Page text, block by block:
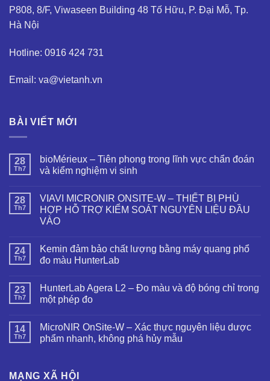
P808, 8/F, Viwaseen Building 48 Tố Hữu, P. Đại Mỗ, Tp.
Hà Nội
Hotline: 0916 424 731
Email: va@vietanh.vn
BÀI VIẾT MỚI
28
Th7
bioMérieux – Tiên phong trong lĩnh vực chẩn đoán
và kiểm nghiệm vi sinh
28
Th7
VIAVI MICRONIR ONSITE-W – THIẾT BỊ PHÙ
HỢP HỖ TRỢ KIỂM SOÁT NGUYÊN LIỆU ĐẦU
VÀO
24
Th7
Kemin đảm bảo chất lượng bằng máy quang phổ
đo màu HunterLab
23
Th7
HunterLab Agera L2 – Đo màu và độ bóng chỉ trong
một phép đo
14
Th7
MicroNIR OnSite-W – Xác thực nguyên liệu dược
phẩm nhanh, không phá hủy mẫu
MẠNG XÃ HỘI